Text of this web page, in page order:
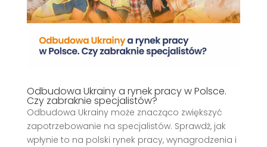
Odbudowa Ukrainy a rynek pracy w Polsce.
Czy zabraknie specjalistów?
Odbudowa Ukrainy może znacząco zwiększyć
zapotrzebowanie na specjalistów. Sprawdź, jak
wpłynie to na polski rynek pracy, wynagrodzenia i